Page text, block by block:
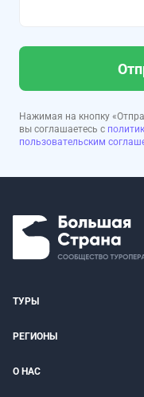
Нажимая на кнопку
вы соглашаетесь с
пользовательским
ТУРЫ
РЕГИОНЫ
О НАС